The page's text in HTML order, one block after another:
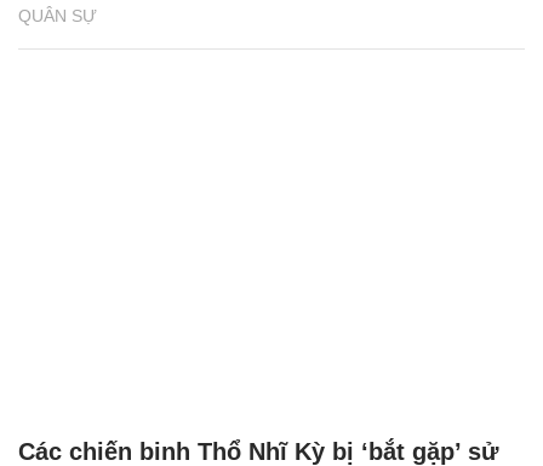
QUÂN SỰ
Các chiến binh Thổ Nhĩ Kỳ bị ‘bắt gặp’ sử